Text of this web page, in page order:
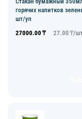
горячих напитков
шт/уп
27000.00 ₸ 27.00 ₸/